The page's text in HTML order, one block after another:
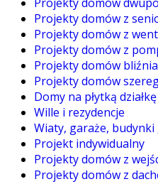
Projekty domów z
Projekty domów z
Projekty domów z
Projekty domów
Projekty domów
Domy na płytką działkę
Wille i rezydencje
Wiaty, garaże,
Projekt indywidualny
Projekty domów z
Projekty domów z